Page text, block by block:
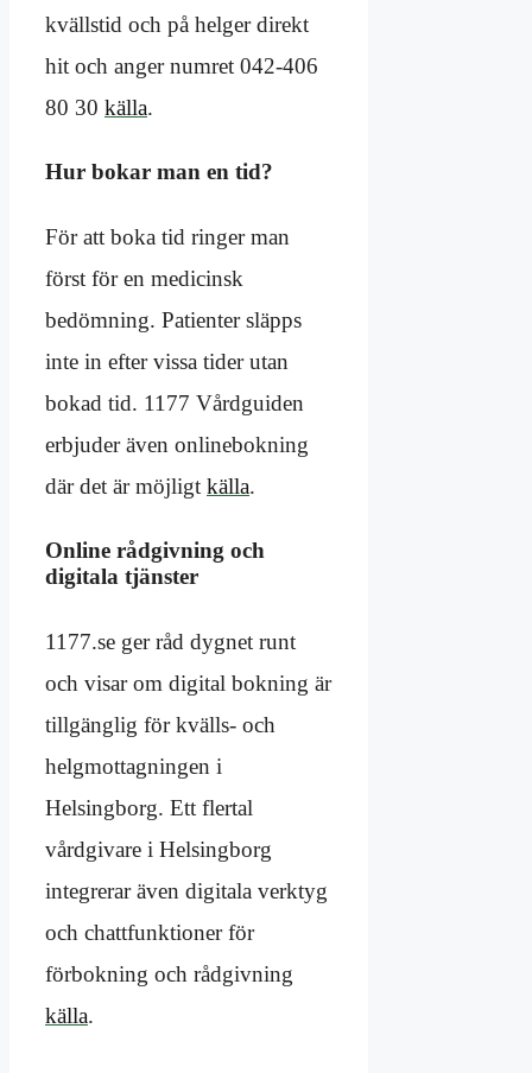
kvällstid och på helger direkt
hit och anger numret 042-406
80 30 källa.
Hur bokar man en tid?
För att boka tid ringer man
först för en medicinsk
bedömning. Patienter släpps
inte in efter vissa tider utan
bokad tid. 1177 Vårdguiden
erbjuder även onlinebokning
där det är möjligt källa.
Online rådgivning och
digitala tjänster
1177.se ger råd dygnet runt
och visar om digital bokning är
tillgänglig för kvälls- och
helgmottagningen i
Helsingborg. Ett flertal
vårdgivare i Helsingborg
integrerar även digitala verktyg
och chattfunktioner för
förbokning och rådgivning
källa.